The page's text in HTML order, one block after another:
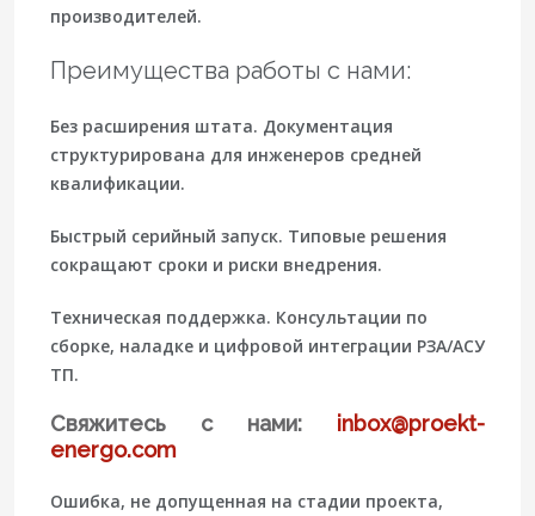
производителей.
Преимущества работы с нами:
Без расширения штата. Документация
структурирована для инженеров средней
квалификации.
Быстрый серийный запуск. Типовые решения
сокращают сроки и риски внедрения.
Техническая поддержка. Консультации по
сборке, наладке и цифровой интеграции РЗА/АСУ
ТП.
Свяжитесь с нами: inbox@proekt-
energo.com
Ошибка, не допущенная на стадии проекта,